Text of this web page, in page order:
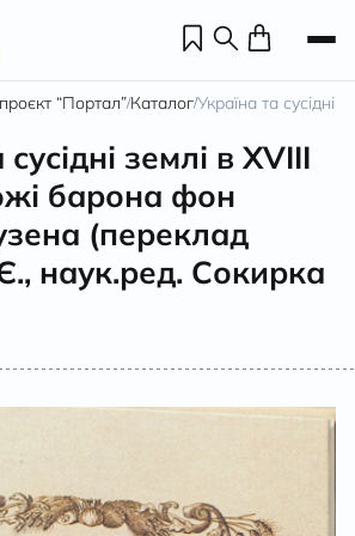
“Портал”/Каталог/Україна та
землі в XVIII
барона фон
(переклад
наук.ред. Сокирка